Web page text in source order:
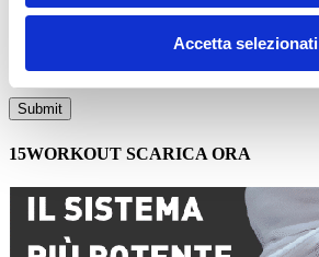
Accetta selezionati
Sito web
15WORKOUT SCARICA ORA